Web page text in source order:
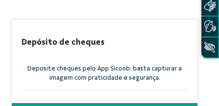
Depósito de cheques
Deposite cheques pelo App Sicoob: basta capturar a
imagem com praticidade e segurança.